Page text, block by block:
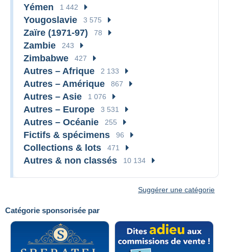
Catégorie sponsorisée par
Yémen 1 442
Yougoslavie 3 575
Zaïre (1971-97) 78
Zambie 243
Zimbabwe 427
Autres – Afrique 2 133
Autres – Amérique 867
Autres – Asie 1 076
Autres – Europe 3 531
Autres – Océanie 255
Fictifs & spécimens 96
Collections & lots 471
Autres & non classés 10 134
Suggérer une catégorie